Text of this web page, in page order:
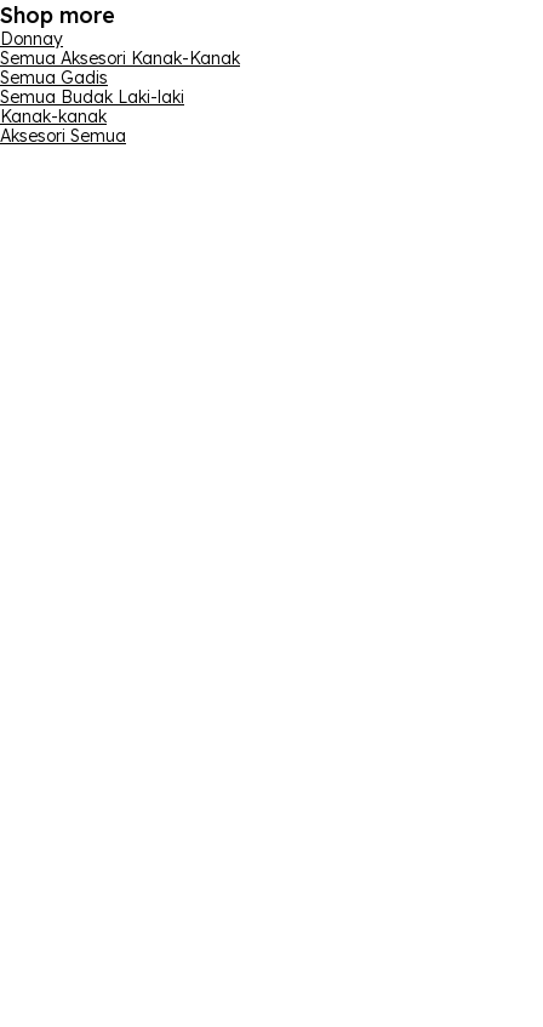
Shop more
Donnay
Semua Aksesori Kanak-Kanak
Semua Gadis
Semua Budak Laki-laki
Kanak-kanak
Aksesori Semua